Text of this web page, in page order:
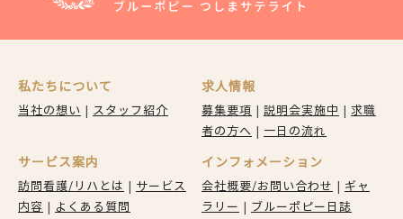
私たちについて
当社の想い スタッフ紹介
求人情報
募集要項 説明会実施中
求職
者の方へ
一日の流れ
サービス案内
訪問看護/リハとは
サービス
内容
よくある質問
インフォメーション
会社概要/お問い合わせ
ギャ
ラリー
ブルーポピー日誌